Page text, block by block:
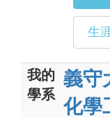
生
我的
學系
義守
化學